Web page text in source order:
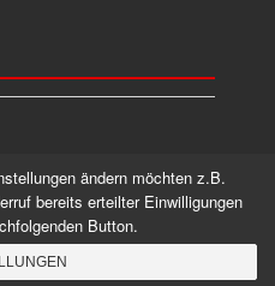
Impressum
vorbehalten.
ändern möchten z.B.
bereits erteilter Einwilligungen
Button.